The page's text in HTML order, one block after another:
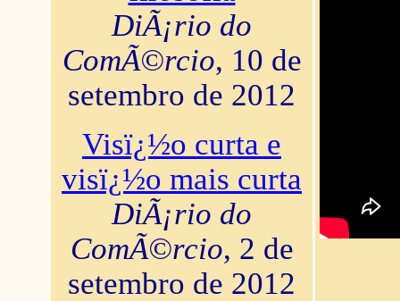
DiÃ¡rio do
ComÃ©rcio, 10 de
setembro de 2012
Visï¿½o curta e
visï¿½o mais curta
DiÃ¡rio do
ComÃ©rcio, 2 de
setembro de 2012